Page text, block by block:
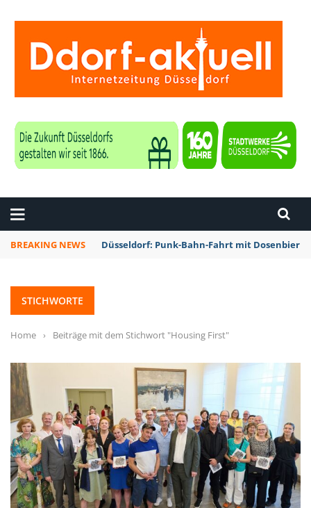
BREAKING NEWS Fortuna Düsseldorf kommt bei Waldhof
STICHWORTE
Home › Beiträge mit dem Stichwort "Housing First"